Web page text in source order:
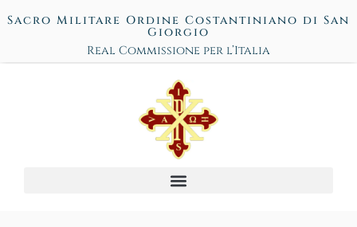
Sacro Militare Ordine Costantiniano di San
Giorgio
Real Commissione per l’Italia